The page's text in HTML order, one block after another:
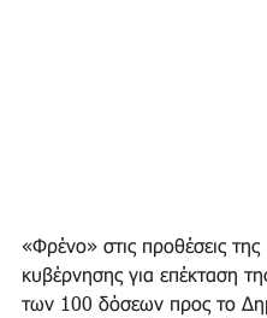
«Φρένο» στις προθέσεις της
κυβέρνησης για επέκταση
των 100 δόσεων προς το